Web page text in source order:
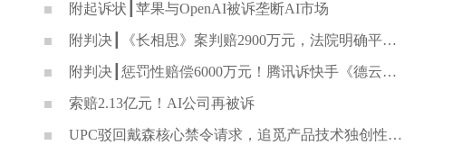
附起诉状┃苹果与OpenAI被诉垄断AI市场
附判决┃《长相思》案判赔2900万元，法院明确平台
主动过滤拦截侵权内容义务
附判决┃惩罚性赔偿6000万元！腾讯诉快手《德云斗
笑社》侵权案二审判了
索赔2.13亿元！AI公司再被诉
UPC驳回戴森核心禁令请求，追觅产品技术独创性获